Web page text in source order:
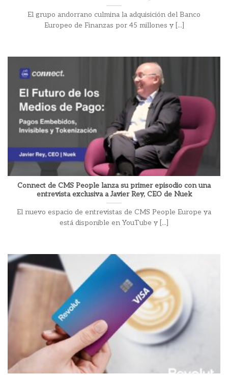
El grupo andorrano culmina la adquisición del Banco
Europeo de Finanzas por 45 millones y [...]
Connect de CMS People lanza su primer episodio con una
entrevista exclusiva a Javier Rey, CEO de Nuek
El nuevo espacio de entrevistas de CMS People Europe ya
está disponible en YouTube y [...]